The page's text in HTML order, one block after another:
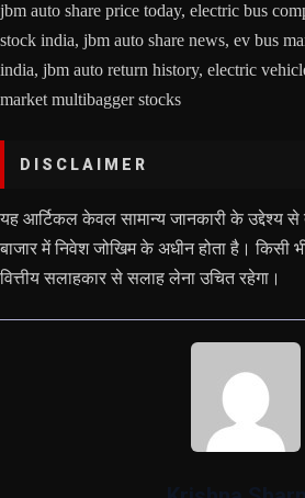
jbm auto share price today, electric bus
stock india, jbm auto share news, ev bus
india, jbm auto return history, electric
market multibagger stocks
DISCLAIMER
यह आर्टिकल केवल सामान्य जानकारी के उद्देश्य से
बाजार में निवेश जोखिम के अधीन होता है। किसी
वित्तीय सलाहकार से सलाह लेना उचित रहेगा।